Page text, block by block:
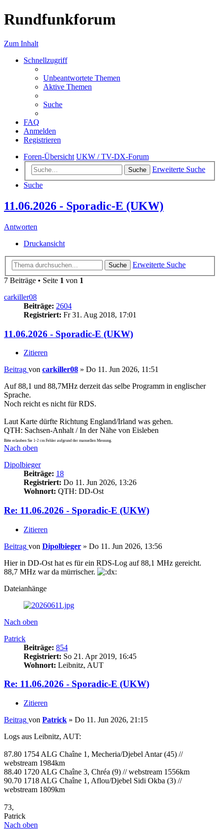
Rundfunkforum
Zum Inhalt
Schnellzugriff
Unbeantwortete Themen
Aktive Themen
Suche
FAQ
Anmelden
Registrieren
Foren-Übersicht UKW / TV-DX-Forum
Suche
Erweiterte Suche
Suche
11.06.2026 - Sporadic-E (UKW)
Antworten
Druckansicht
Suche
Erweiterte Suche
7 Beiträge • Seite 1 von 1
carkiller08
Beiträge: 2604
Registriert: Fr 31. Aug 2018, 17:01
11.06.2026 - Sporadic-E (UKW)
Zitieren
Beitrag von carkiller08 » Do 11. Jun 2026, 11:51
Auf 88,1 und 88,7MHz derzeit das selbe Programm in englischer
Sprache.
Noch reicht es nicht für RDS.
Laut Karte dürfte Richtung England/Irland was gehen.
QTH: Sachsen-Anhalt / In der Nähe von Eisleben
Bitte erlauben Sie 1-2 cm Fehler aufgrund der manuellen Messung.
Nach oben
Dipolbieger
Beiträge: 18
Registriert: Do 11. Jun 2026, 13:26
Wohnort: QTH: DD-Ost
Re: 11.06.2026 - Sporadic-E (UKW)
Zitieren
Beitrag von Dipolbieger » Do 11. Jun 2026, 13:56
Hier in DD-Ost hat es für ein RDS-Log auf 88,1 MHz gereicht.
88,7 MHz war da mürrischer.
Dateianhänge
Nach oben
Patrick
Beiträge: 854
Registriert: So 21. Apr 2019, 16:45
Wohnort: Leibnitz, AUT
Re: 11.06.2026 - Sporadic-E (UKW)
Zitieren
Beitrag von Patrick » Do 11. Jun 2026, 21:15
Logs aus Leibnitz, AUT:
87.80 1754 ALG Chaîne 1, Mecheria/Djebel Antar (45) //
webstream 1984km
88.40 1720 ALG Chaîne 3, Chréa (9) // webstream 1556km
90.70 1718 ALG Chaîne 1, Aflou/Djebel Sidi Okba (3) //
webstream 1809km
73,
Patrick
Nach oben